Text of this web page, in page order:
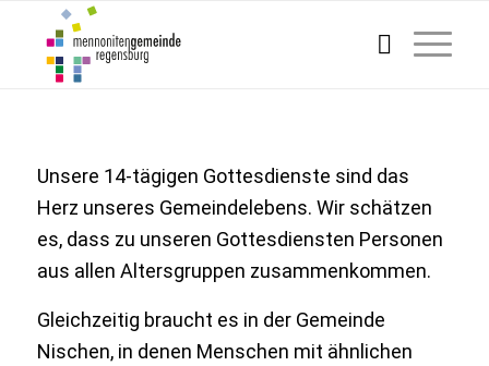
Unsere 14-tägigen Gottesdienste sind das
Herz unseres Gemeindelebens. Wir schätzen
es, dass zu unseren Gottesdiensten Personen
aus allen Altersgruppen zusammenkommen.
Gleichzeitig braucht es in der Gemeinde
Nischen, in denen Menschen mit ähnlichen